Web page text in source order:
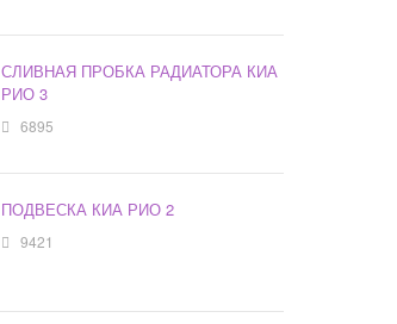
СЛИВНАЯ ПРОБКА РАДИАТОРА КИА
РИО 3
6895
ПОДВЕСКА КИА РИО 2
9421